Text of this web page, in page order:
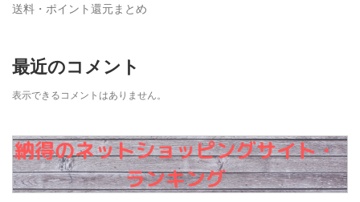
送料・ポイント還元まとめ
最近のコメント
表示できるコメントはありません。